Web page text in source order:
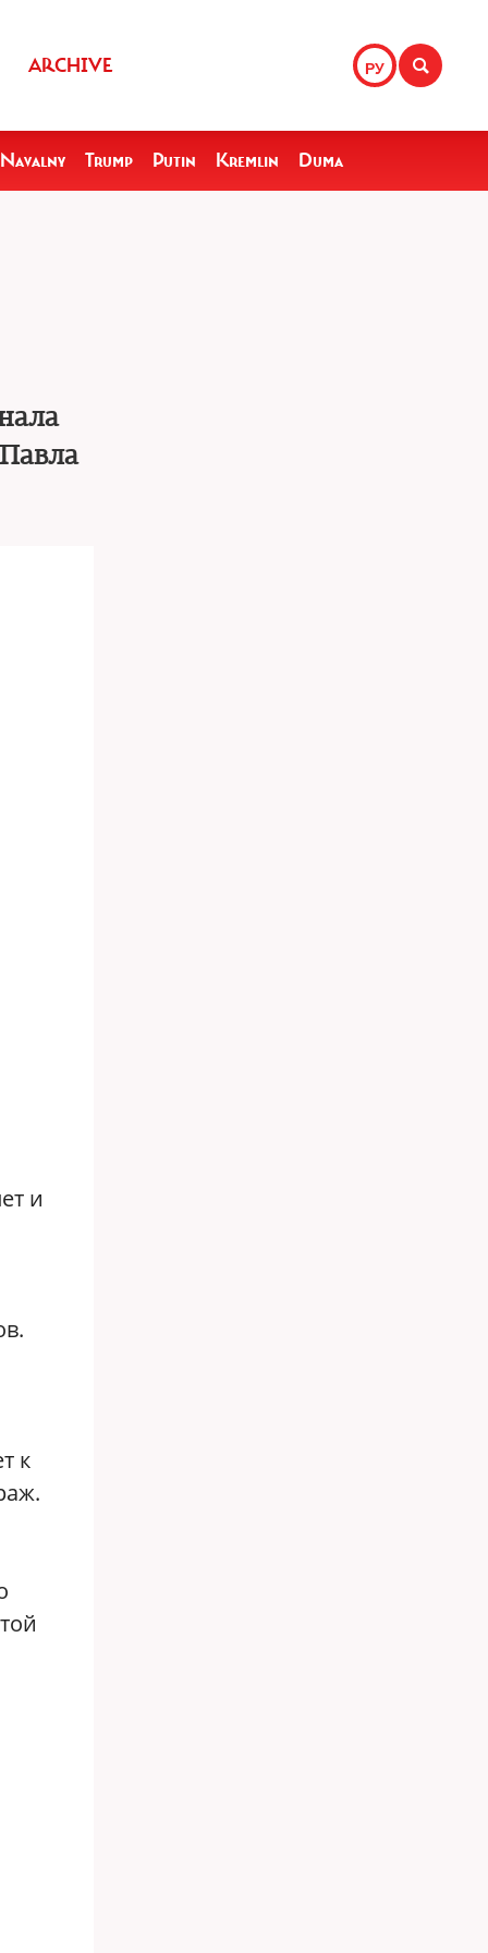
РУ
ARCHIVE
Navalny Trump Putin Kremlin Duma
и
к